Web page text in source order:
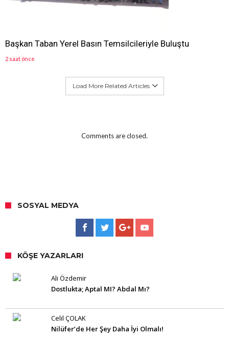
Başkan Taban Yerel Basın Temsilcileriyle Buluştu
2 saat önce
Load More Related Articles
Comments are closed.
SOSYAL MEDYA
KÖŞE YAZARLARI
Ali Özdemir
Dostlukta; Aptal MI? Abdal Mı?
Celil ÇOLAK
Nilüfer’de Her Şey Daha İyi Olmalı!